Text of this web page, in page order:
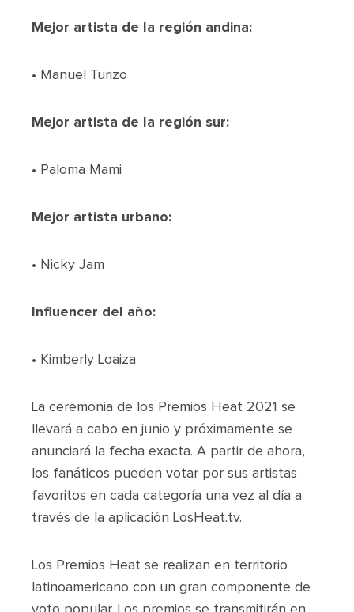
Mejor artista de la región andina:
• Manuel Turizo
Mejor artista de la región sur:
• Paloma Mami
Mejor artista urbano:
• Nicky Jam
Influencer del año:
• Kimberly Loaiza
La ceremonia de los Premios Heat 2021 se
llevará a cabo en junio y próximamente se
anunciará la fecha exacta. A partir de ahora,
los fanáticos pueden votar por sus artistas
favoritos en cada categoría una vez al día a
través de la aplicación LosHeat.tv.
Los Premios Heat se realizan en territorio
latinoamericano con un gran componente de